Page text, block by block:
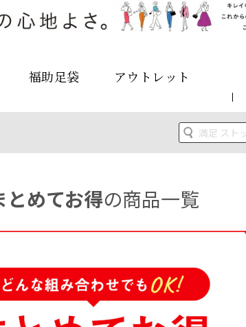
福助足袋 アウトレット
とめてお得の商品一覧